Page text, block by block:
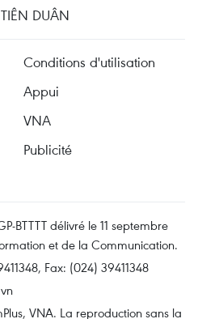
DUÂN
Conditions d'utilisation
Appui
VNA
Publicité
BTTTT délivré le 11 septembre
et de la Communication.
Fax: (024) 39411348
VNA. La reproduction sans la